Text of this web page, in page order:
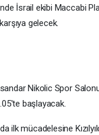
İsrail ekibi Maccabi
gelecek.
Nikolic Spor
başlayacak.
ilk mücadelesine